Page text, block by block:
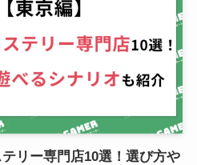
テリー専門店10選！選び方や